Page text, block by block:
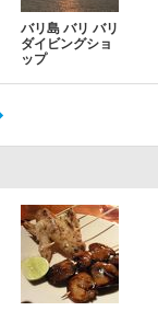
バリ島 バリ バリ
ダイビングショ
ップ